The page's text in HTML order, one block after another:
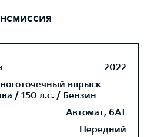
2022
впрыск
/ 150 л.с. / Бензин
Автомат, 6AT
Передний